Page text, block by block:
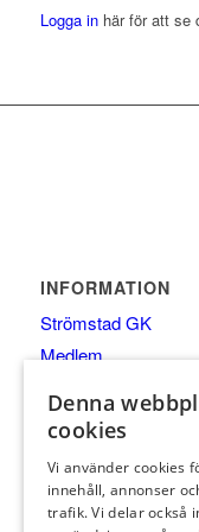
Logga inhär för att se
INFORMATION
Strömstad GK
Medlem
Spela
Pro/Shop/Träning
Äta
Denna
cookies
Vi använder cookies
innehåll, annonser
trafik. Vi delar också